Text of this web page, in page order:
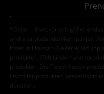
*Gäller i 4 veckor och gäller
andra erbjudanden/kampanjer.
löses in i kassan. Gäller ej vid köp
produkter, (Till) Lindemann,-
produkter, Die Toten Hosen-
Fischfilet-produkter, presentkort
donation.